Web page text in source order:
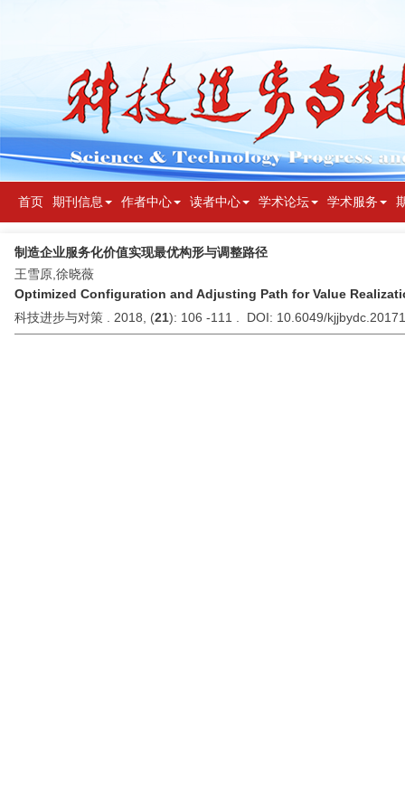
首页 期刊信息 作者中心 读者中心 学术论坛 学术服务
制造企业服务化价值实现最优构形与调整路径
王雪原,徐晓薇
Optimized Configuration and Adjusting Path for Value
科技进步与对策 . 2018, (21): 106 -111 . DOI: 10.6049/